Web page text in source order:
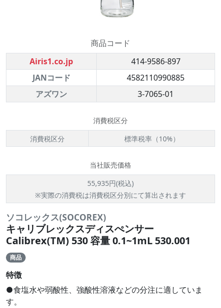
商品コード
Airis1.co.jp
414-9586-897
JANコード
4582110990885
アズワン
3-7065-01
消費税区分
消費税区分
標準税率（10%）
当社販売価格
55,935円(税込)
※実際の消費税は消費税区分別にて算出されます
ソコレックス(SOCOREX)
キャリブレックスディスぺンサー
Calibrex(TM) 530 容量 0.1~1mL 530.001
商品
特徴
●食塩水や弱酸性、強酸性溶液などの分注に適していま
す。